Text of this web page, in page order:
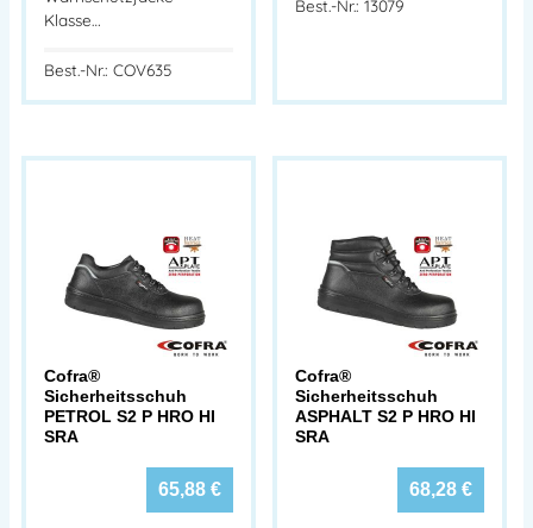
Klasse…
Best.-Nr.: COV635
Best.-Nr.: 13079
Cofra®
Sicherheitsschuh
PETROL S2 P HRO HI
SRA
65,88 €
Cofra®
Sicherheitsschuh
ASPHALT S2 P HRO HI
SRA
68,28 €